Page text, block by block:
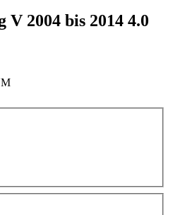
V 2004 bis 2014 4.0